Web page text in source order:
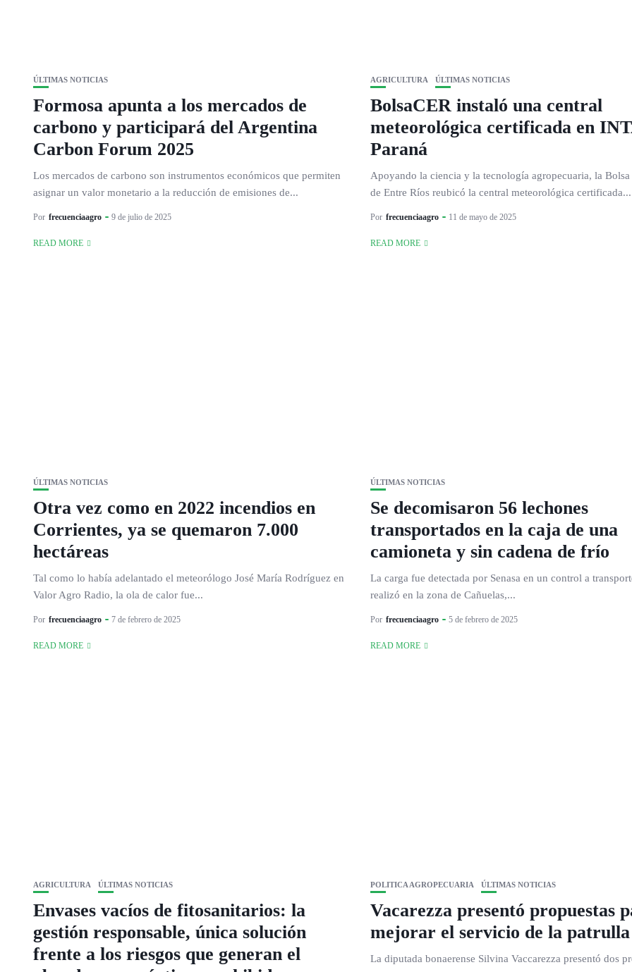
ÚLTIMAS NOTICIAS
Formosa apunta a los mercados de
carbono y participará del Argentina
Carbon Forum 2025
Los mercados de carbono son instrumentos económicos que permiten
asignar un valor monetario a la reducción de emisiones de...
Por frecuenciaagro 9 de julio de 2025
READ MORE
AGRICULTURA ÚLTIMAS NOTICIAS
BolsaCER instaló una central
meteorológica certificada en
Paraná
Apoyando la ciencia y la tecnología agropecuaria, la Bolsa
de Entre Ríos reubicó la central meteorológica certificada...
Por frecuenciaagro 11 de mayo de 2025
READ MORE
ÚLTIMAS NOTICIAS
Otra vez como en 2022 incendios en
Corrientes, ya se quemaron 7.000
hectáreas
Tal como lo había adelantado el meteorólogo José María Rodríguez en
Valor Agro Radio, la ola de calor fue...
Por frecuenciaagro 7 de febrero de 2025
READ MORE
ÚLTIMAS NOTICIAS
Se decomisaron 56 lechones
transportados en la caja de una
camioneta y sin cadena de frío
La carga fue detectada por Senasa en un control a
realizó en la zona de Cañuelas,...
Por frecuenciaagro 5 de febrero de 2025
READ MORE
AGRICULTURA ÚLTIMAS NOTICIAS
Envases vacíos de fitosanitarios: la
gestión responsable, única solución
frente a los riesgos que generan el
POLITICA AGROPECUARIA ÚLTIMAS NOTICIAS
Vacarezza presentó propuestas
mejorar el servicio de la
La diputada bonaerense Silvina Vaccarezza presentó dos